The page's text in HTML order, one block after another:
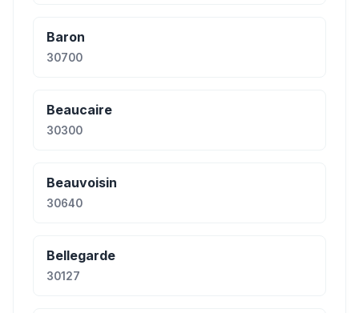
Baron
30700
Beaucaire
30300
Beauvoisin
30640
Bellegarde
30127